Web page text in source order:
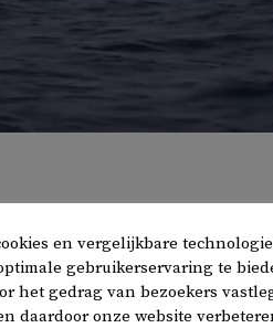
met Somalië. De Turkse
volgende decennium de
bouwen. Zo meldt de
en vergelijkbare
gebruikerservaring te
het gedrag van bezoekers
daardoor onze website